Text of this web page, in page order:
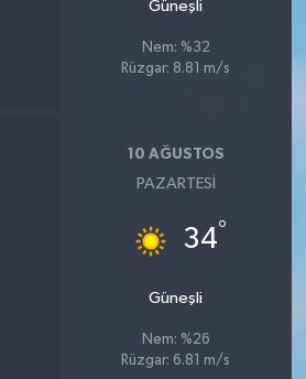
Güneşli
Nem: %32
Rüzgar: 8.81 m/s
10 AĞUSTOS
PAZARTESI
34°
Güneşli
Nem: %26
Rüzgar: 6.81 m/s